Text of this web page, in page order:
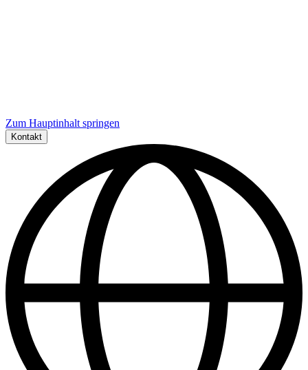
Zum Hauptinhalt springen
Kontakt